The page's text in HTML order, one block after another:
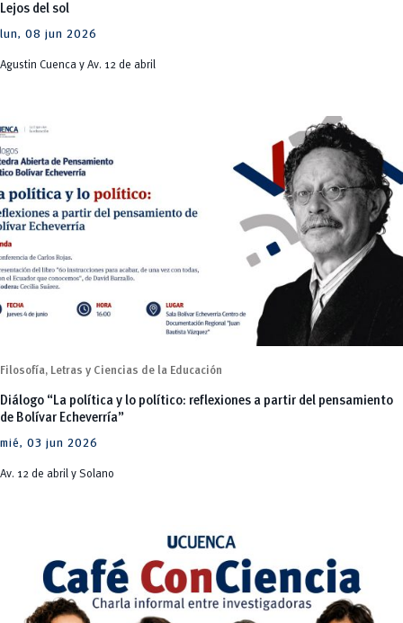
Lejos del sol
lun, 08 jun 2026
Agustin Cuenca y Av. 12 de abril
Filosofía, Letras y Ciencias de la Educación
Diálogo “La política y lo político: reflexiones a partir del pensamiento
de Bolívar Echeverría”
mié, 03 jun 2026
Av. 12 de abril y Solano